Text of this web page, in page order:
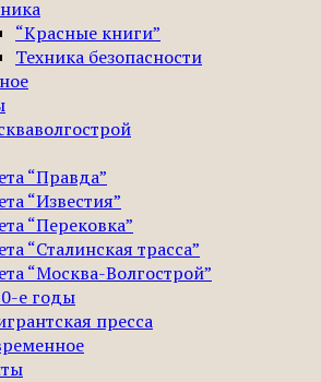
“Красные книги”
Техника безопасности
“Правда”
“Известия”
“Перековка”
“Сталинская трасса”
“Москва-Волгострой”
е годы
пресса